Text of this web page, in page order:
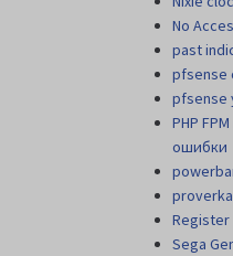
No
past
pfsense
pfsense
PHP
ошибки
Register
Sega